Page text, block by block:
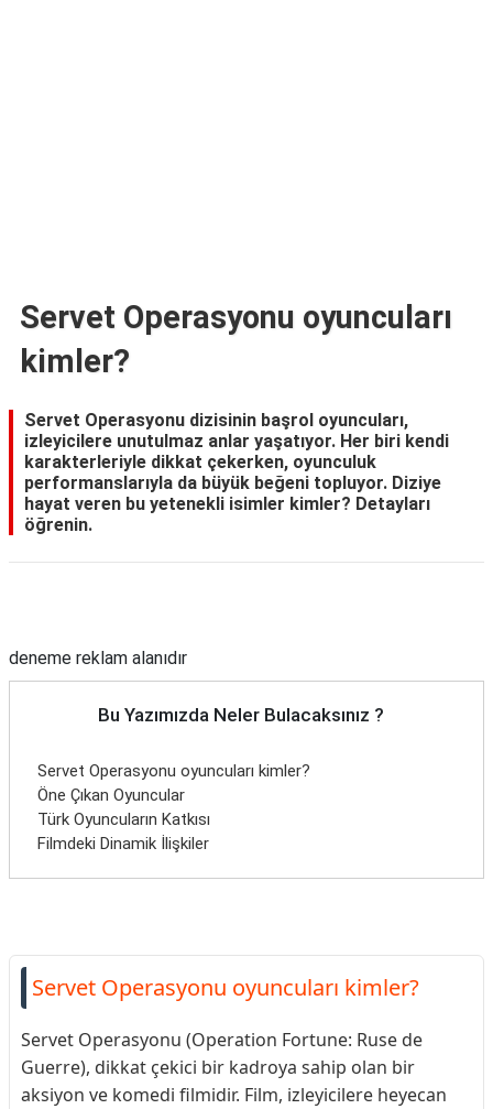
Servet Operasyonu oyuncuları
kimler?
Servet Operasyonu dizisinin başrol oyuncuları,
izleyicilere unutulmaz anlar yaşatıyor. Her biri kendi
karakterleriyle dikkat çekerken, oyunculuk
performanslarıyla da büyük beğeni topluyor. Diziye
hayat veren bu yetenekli isimler kimler? Detayları
öğrenin.
deneme reklam alanıdır
Bu Yazımızda Neler Bulacaksınız ?
Servet Operasyonu oyuncuları kimler?
Öne Çıkan Oyuncular
Türk Oyuncuların Katkısı
Filmdeki Dinamik İlişkiler
Servet Operasyonu oyuncuları kimler?
Servet Operasyonu (Operation Fortune: Ruse de
Guerre), dikkat çekici bir kadroya sahip olan bir
aksiyon ve komedi filmidir. Film, izleyicilere heyecan